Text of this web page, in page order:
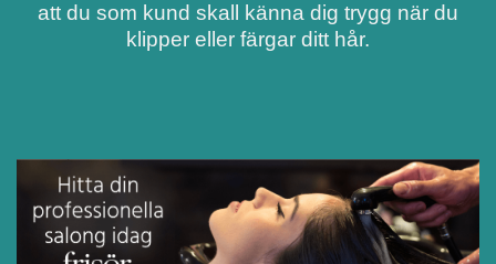
att du som kund skall känna dig trygg när du
klipper eller färgar ditt hår.